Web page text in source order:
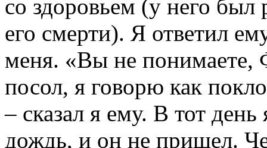
со здоровьем (у него
его смерти). Я ответил
меня. «Вы не понимаете,
посол, я говорю как
– сказал я ему. В тот
дождь, и он не пришел.